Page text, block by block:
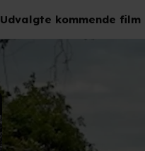
Udvalgte kommende film